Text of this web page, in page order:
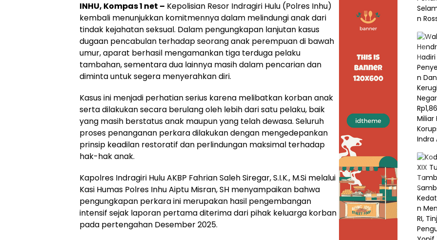
INHU, Kompas 1 net – Kepolisian Resor Indragiri Hulu (Polres Inhu)
kembali menunjukkan komitmennya dalam melindungi anak dari
tindak kejahatan seksual. Dalam pengungkapan lanjutan kasus
dugaan pencabulan terhadap seorang anak perempuan di bawah
umur, aparat berhasil mengamankan tiga terduga pelaku
tambahan, sementara dua lainnya masih dalam pencarian dan
diminta untuk segera menyerahkan diri.
Kasus ini menjadi perhatian serius karena melibatkan korban anak
serta dilakukan secara berulang oleh lebih dari satu pelaku, baik
yang masih berstatus anak maupun yang telah dewasa. Seluruh
proses penanganan perkara dilakukan dengan mengedepankan
prinsip keadilan restoratif dan perlindungan maksimal terhadap
hak-hak anak.
Kapolres Indragiri Hulu AKBP Fahrian Saleh Siregar, S.I.K., M.Si melalui
Kasi Humas Polres Inhu Aiptu Misran, SH menyampaikan bahwa
pengungkapan perkara ini merupakan hasil pengembangan
intensif sejak laporan pertama diterima dari pihak keluarga korban
pada pertengahan Desember 2025.